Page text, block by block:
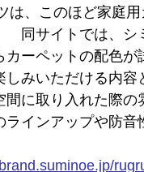
、このほど家庭
同サイトでは、
ーペットの配色
みいただける内
に取り入れた際の
インアップや防
brand.suminoe.jp/